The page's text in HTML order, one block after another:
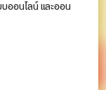
ออนไลน์ และออน